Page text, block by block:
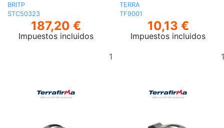
BRITP
STC50323
187,20 €
Impuestos incluidos
TERRA
TF9001
10,13 €
Impuestos incluidos